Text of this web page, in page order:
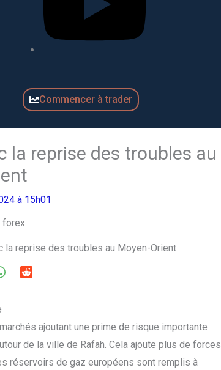
Commencer à trader
la reprise des troubles au
à 15h01
la reprise des troubles au Moyen-Orient
ajoutant une prime de risque importante
de la ville de Rafah. Cela ajoute plus de forces
réservoirs de gaz européens sont remplis à